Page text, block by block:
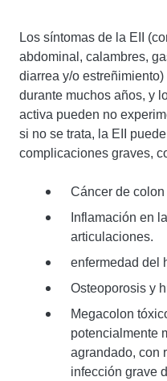
Los síntomas de la EII
abdominal, calambres,
diarrea y/o
durante muchos años, y
activa pueden no
si no se trata, la EII
complicaciones graves,
Cáncer de colon
Inflamación en
articulaciones.
enfermedad del
Osteoporosis y
Megacolon
potencialmente
agrandado, con
infección grave